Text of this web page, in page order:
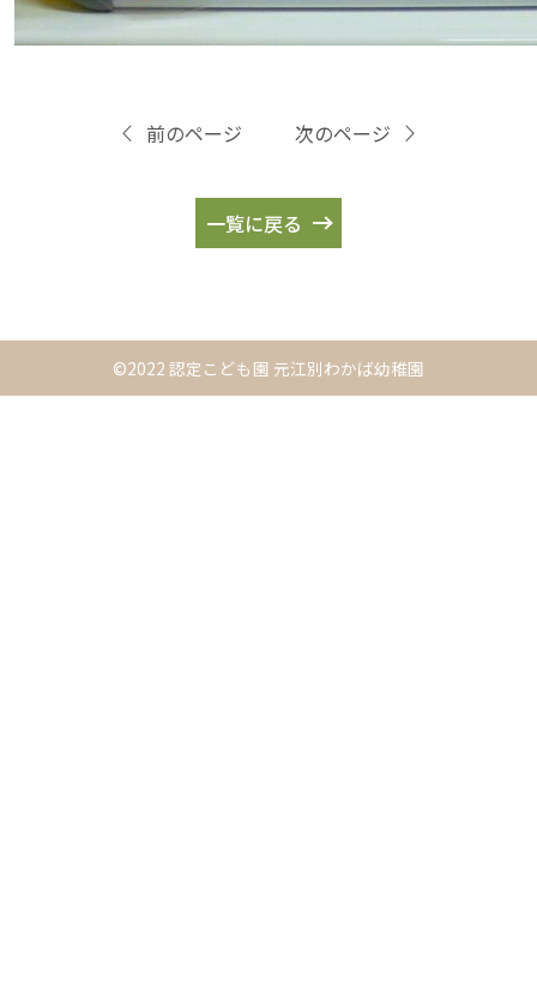
前のページ
一覧に戻る
次のページ
©2022 認定こども園 元江別わかば幼稚園